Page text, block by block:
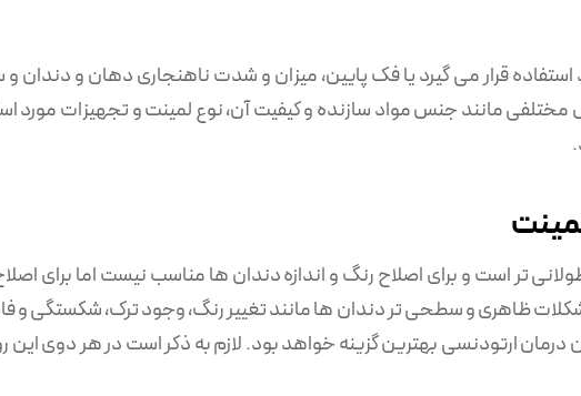
قرار می گیرد یا فک پایین، میزان و شدت ناهنجاری دهان و دندان و
مانند جنس مواد سازنده و کیفیت آن، نوع لمینت و تجهیزات مورد
تر است و برای اصلاح رنگ و اندازه دندان ها مناسب نیست اما برای
ظاهری و سطحی تر دندان ها مانند تغییر رنگ، وجود ترک، شکستگی و
ارتودنسی بهترین گزینه خواهد بود. لازم به ذکر است در هر دوی